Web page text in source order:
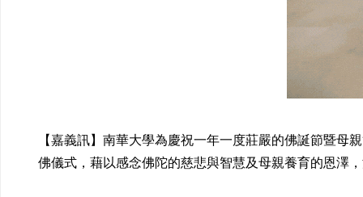
【嘉義訊】南華大學為慶祝一年一度莊嚴的佛誕節暨
佛儀式，藉以感念佛陀的慈悲與智慧及母親養育的恩澤